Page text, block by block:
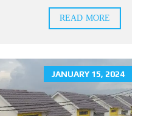
READ MORE
JANUARY 15, 2024